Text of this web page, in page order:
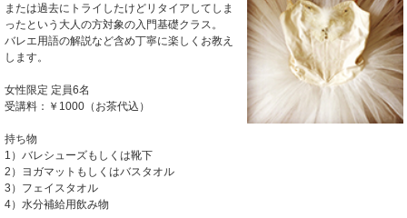
または過去にトライしたけどリタイアしてしま
ったという大人の方対象の入門基礎クラス。
バレエ用語の解説など含め丁寧に楽しくお教え
します。
女性限定 定員6名
受講料：￥1000（お茶代込）
持ち物
1）バレシューズもしくは靴下
2）ヨガマットもしくはバスタオル
3）フェイスタオル
4）水分補給用飲み物